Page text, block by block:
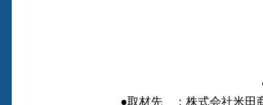
●取材先 ：株式会社米田